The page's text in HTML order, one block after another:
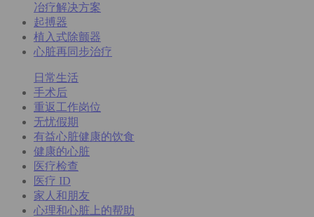
冶疗解决方案
起搏器
植入式除颤器
心脏再同步治疗
日常生活
手术后
重返工作岗位
无忧假期
有益心脏健康的饮食
健康的心脏
医疗检查
医疗 ID
家人和朋友
心理和心脏上的帮助